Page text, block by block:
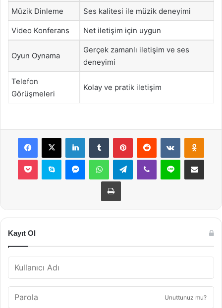
Müzik Dinleme Ses kalitesi ile müzik deneyimi
Video Konferans Net iletişim için uygun
Oyun Oynama
Gerçek zamanlı iletişim ve ses
deneyimi
Telefon
Görüşmeleri
Kolay ve pratik iletişim
Facebook
X LinkedInTumblr PinterestReddit VKontakte
Pocket Skype MessengerWhatsAppTelegramViber Line E-Posta ile
Yazdır
Kayıt Ol
Unuttunuz mu?